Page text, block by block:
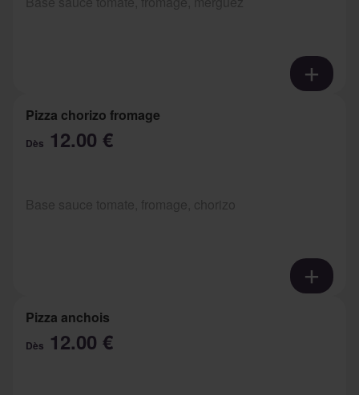
Pizza chorizo fromage
Dès 12.00 €
Pizza anchois
Dès 12.00 €